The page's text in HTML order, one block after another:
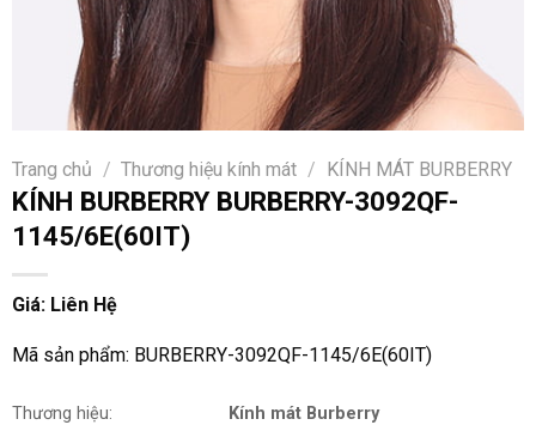
Trang chủ / Thương hiệu kính mát / KÍNH MÁT BURBERRY
KÍNH BURBERRY BURBERRY-3092QF-
1145/6E(60IT)
Giá: Liên Hệ
Mã sản phẩm: BURBERRY-3092QF-1145/6E(60IT)
Thương hiệu:
Kính mát Burberry